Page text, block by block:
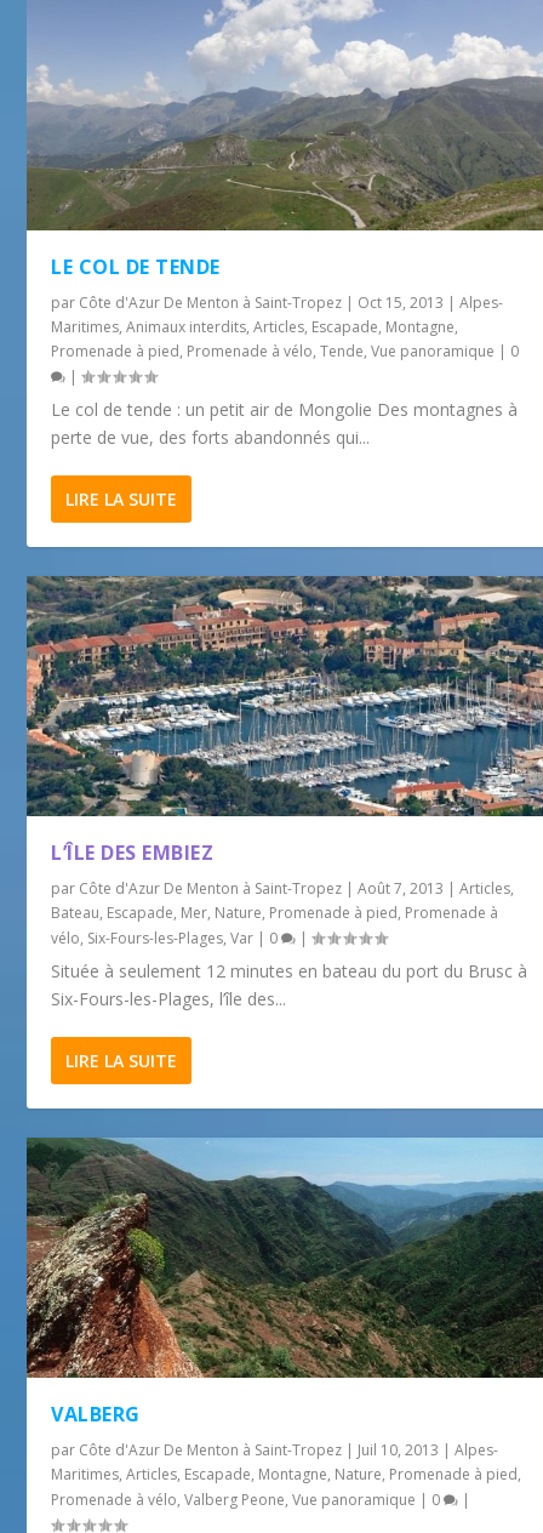
LE COL DE TENDE
par Côte d'Azur De Menton à Saint-Tropez | Oct 15, 2013 |Alpes-
Maritimes,Animaux interdits,Articles, Escapade, Montagne,
Promenade à pied, Promenade à vélo,Tende,Vue panoramique | 0
|
Le col de tende : un petit air de Mongolie Des montagnes à
perte de vue, des forts abandonnés qui...
LIRE LA SUITE
L’ÎLE DES EMBIEZ
par Côte d'Azur De Menton à Saint-Tropez |Août 7, 2013 |Articles,
Bateau, Escapade, Mer, Nature, Promenade à pied, Promenade à
vélo, Six-Fours-les-Plages,Var | 0 |
Située à seulement 12 minutes en bateau du port du Brusc à
Six-Fours-les-Plages, l’île des...
LIRE LA SUITE
VALBERG
par Côte d'Azur De Menton à Saint-Tropez | Juil 10, 2013 |Alpes-
Maritimes,Articles, Escapade, Montagne, Nature, Promenade à pied,
Promenade à vélo,Valberg Peone,Vue panoramique | 0 |